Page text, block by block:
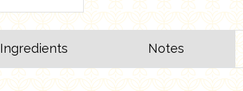
Ingredients Notes